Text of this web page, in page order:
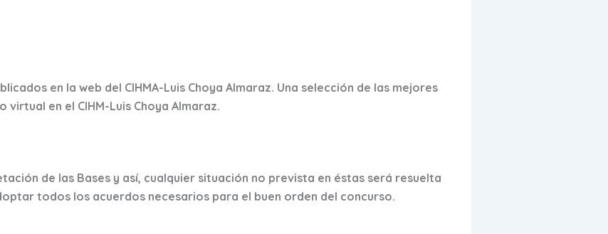
en la web del CIHMA-Luis Choya Almaraz. Una selección de las mejores
en el CIHM-Luis Choya Almaraz.
de las Bases y así, cualquier situación no prevista en éstas será resuelta
todos los acuerdos necesarios para el buen orden del concurso.